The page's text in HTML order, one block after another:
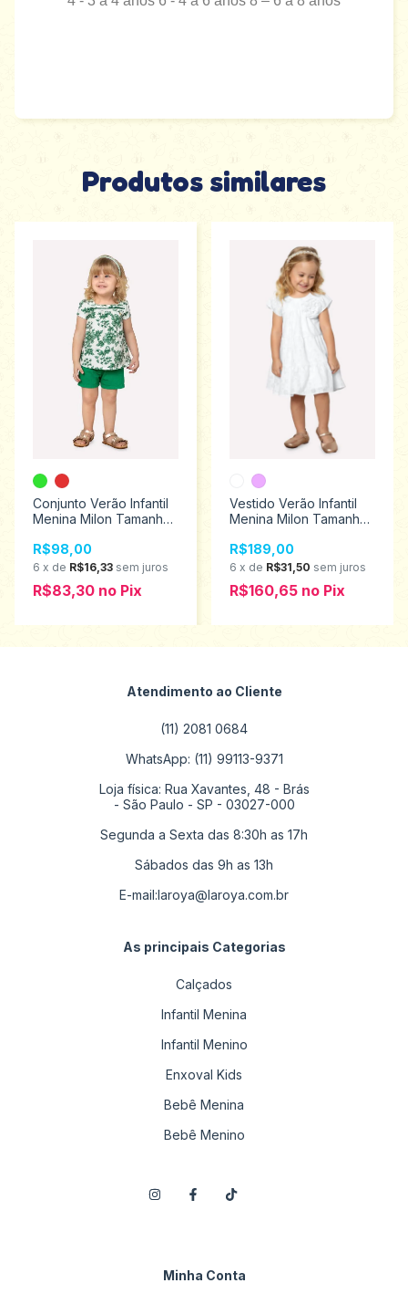
Produtos similares
Conjunto Verão Infantil
Menina Milon Tamanhos
R$98,00
6 x de R$16,33 sem juros
R$83,30 no Pix
Vestido Verão Infantil
Menina Milon Tamanhos
R$189,00
6 x de R$31,50 sem juros
R$160,65 no Pix
Atendimento ao Cliente
(11) 2081 0684
WhatsApp: (11) 99113-9371
Loja física: Rua Xavantes, 48 - Brás
- São Paulo - SP - 03027-000
Segunda a Sexta das 8:30h as 17h
Sábados das 9h as 13h
E-mail:laroya@laroya.com.br
As principais Categorias
Calçados
Infantil Menina
Infantil Menino
Enxoval Kids
Bebê Menina
Bebê Menino
Minha Conta